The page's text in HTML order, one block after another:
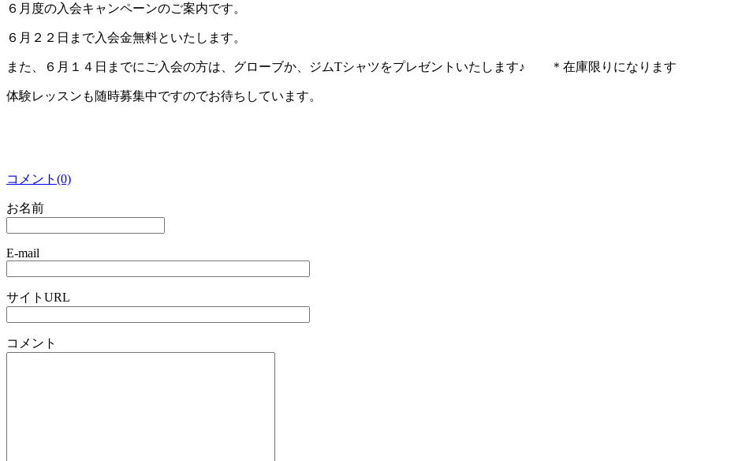
６月度の入会キャンペーンのご案内です。
６月２２日まで入会金無料といたします。
また、６月１４日までにご入会の方は、グローブか、ジムTシャツをプレゼントいたします♪ ＊在庫限りになります
体験レッスンも随時募集中ですのでお待ちしています。
コメント(0)
お名前
E-mail
サイトURL
コメント